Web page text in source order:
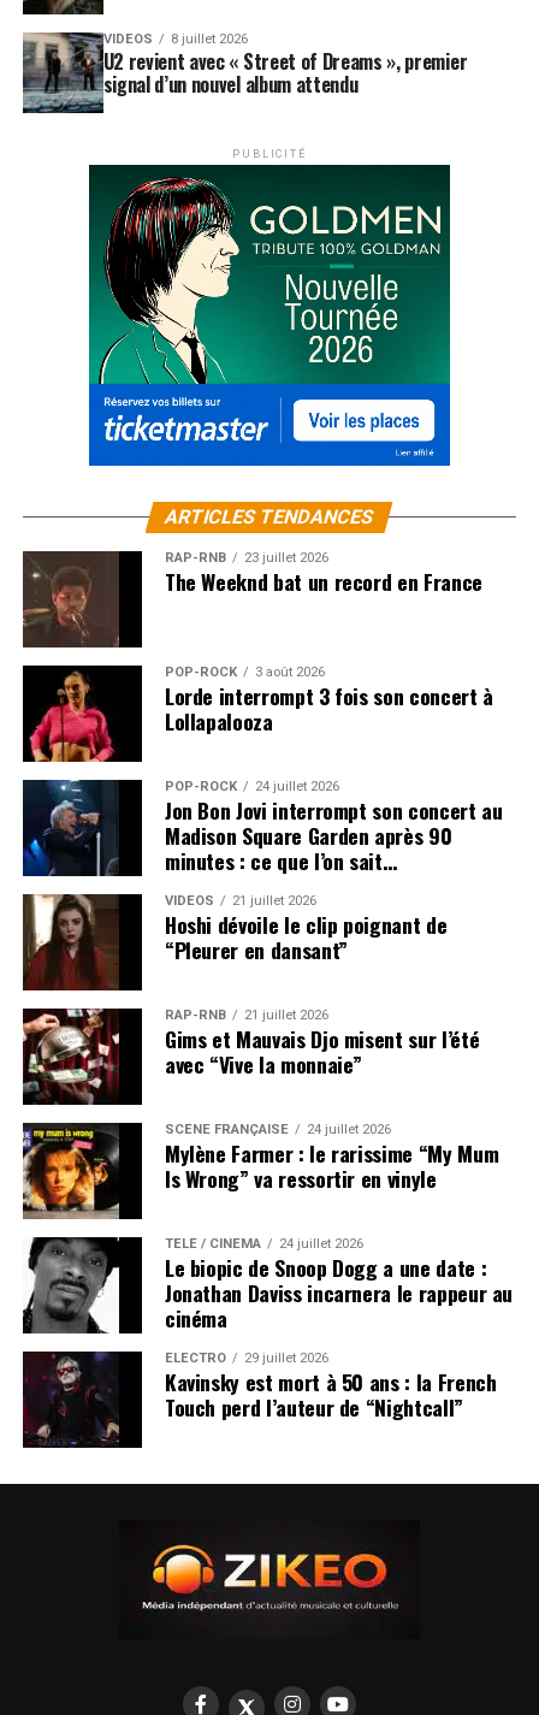
VIDEOS 8 juillet 2026
U2 revient avec « Street of Dreams », premier
signal d’un nouvel album attendu
PUBLICITÉ
ARTICLES TENDANCES
RAP-RNB 23 juillet 2026
The Weeknd bat un record en France
POP-ROCK 3 août 2026
Lorde interrompt 3 fois son concert à
Lollapalooza
POP-ROCK 24 juillet 2026
Jon Bon Jovi interrompt son concert au
Madison Square Garden après 90
minutes : ce que l’on sait…
VIDEOS 21 juillet 2026
Hoshi dévoile le clip poignant de
“Pleurer en dansant”
RAP-RNB 21 juillet 2026
Gims et Mauvais Djo misent sur l’été
avec “Vive la monnaie”
SCÈNE FRANÇAISE 24 juillet 2026
Mylène Farmer : le rarissime “My Mum
Is Wrong” va ressortir en vinyle
TÉLÉ / CINÉMA 24 juillet 2026
Le biopic de Snoop Dogg a une date :
Jonathan Daviss incarnera le rappeur au
cinéma
ÉLECTRO 29 juillet 2026
Kavinsky est mort à 50 ans : la French
Touch perd l’auteur de “Nightcall”